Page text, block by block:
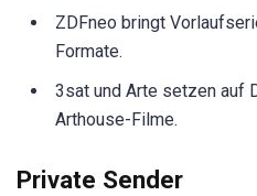
ZDFneo bringt
Formate.
3sat und Arte setzen auf
Arthouse-Filme.
Private Sender